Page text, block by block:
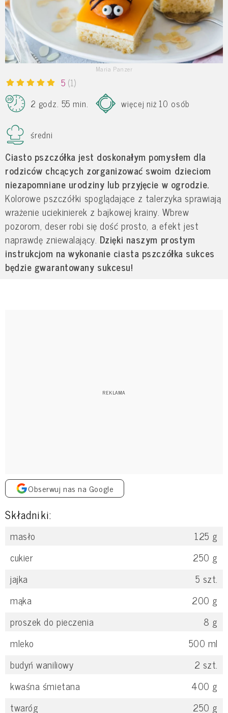
Maria Panzer
5 (1)
2 godz. 55 min.
więcej niż 10 osób
średni
Ciasto pszczółka jest doskonałym pomysłem dla
rodziców chcących zorganizować swoim dzieciom
niezapomniane urodziny lub przyjęcie w ogrodzie.
Kolorowe pszczółki spoglądające z talerzyka sprawiają
wrażenie uciekinierek z bajkowej krainy. Wbrew
pozorom, deser robi się dość prosto, a efekt jest
naprawdę zniewalający. Dzięki naszym prostym
instrukcjom na wykonanie ciasta pszczółka sukces
będzie gwarantowany sukcesu!
Obserwuj nas na Google
Składniki:
masło 125 g
cukier
250 g
jajka
5 szt.
mąka
200 g
proszek do pieczenia
8 g
mleko
500 ml
budyń waniliowy
2 szt.
kwaśna śmietana
400 g
twaróg
250 g